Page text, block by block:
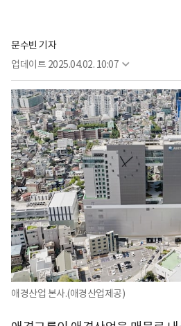
문수빈 기자
업데이트 2025.04.02. 10:07
애경산업 본사.(애경산업제공)